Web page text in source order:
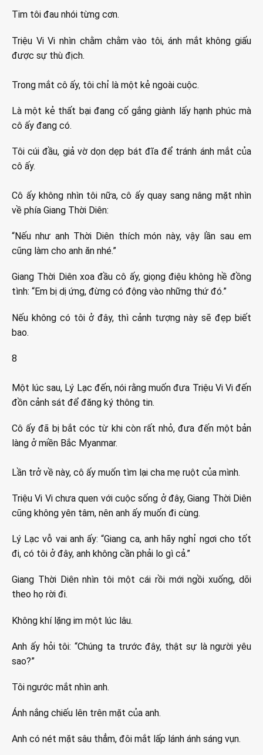
Tim tôi đau nhói từng cơn.
Triệu Vi Vi nhìn chằm chằm vào tôi, ánh mắt không giấu
được sự thù địch.
Trong mắt cô ấy, tôi chỉ là một kẻ ngoài cuộc.
Là một kẻ thất bại đang cố gắng giành lấy hạnh phúc mà
cô ấy đang có.
Tôi cúi đầu, giả vờ dọn dẹp bát đĩa để tránh ánh mắt của
cô ấy.
Cô ấy không nhìn tôi nữa, cô ấy quay sang nâng mặt nhìn
về phía Giang Thời Diên:
“Nếu như anh Thời Diên thích món này, vậy lần sau em
cũng làm cho anh ăn nhé.”
Giang Thời Diên xoa đầu cô ấy, giọng điệu không hề đồng
tình: “Em bị dị ứng, đừng có động vào những thứ đó.”
Nếu không có tôi ở đây, thì cảnh tượng này sẽ đẹp biết
bao.
8
Một lúc sau, Lý Lạc đến, nói rằng muốn đưa Triệu Vi Vi đến
đồn cảnh sát để đăng ký thông tin.
Cô ấy đã bị bắt cóc từ khi còn rất nhỏ, đưa đến một bản
làng ở miền Bắc Myanmar.
Lần trở về này, cô ấy muốn tìm lại cha mẹ ruột của mình.
Triệu Vi Vi chưa quen với cuộc sống ở đây, Giang Thời Diên
cũng không yên tâm, nên anh ấy muốn đi cùng.
Lý Lạc vỗ vai anh ấy: “Giang ca, anh hãy nghỉ ngơi cho tốt
đi, có tôi ở đây, anh không cần phải lo gì cả.”
Giang Thời Diên nhìn tôi một cái rồi mới ngồi xuống, dõi
theo họ rời đi.
Không khí lặng im một lúc lâu.
Anh ấy hỏi tôi: “Chúng ta trước đây, thật sự là người yêu
sao?”
Tôi ngước mắt nhìn anh.
Ánh nắng chiếu lên trên mặt của anh.
Anh có nét mặt sâu thẳm, đôi mắt lấp lánh ánh sáng vụn.